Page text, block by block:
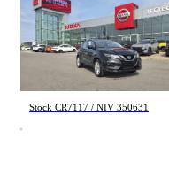
Nissan Qashqai
SV 2022
46 740 km
Stock CR7117 / NIV 350631